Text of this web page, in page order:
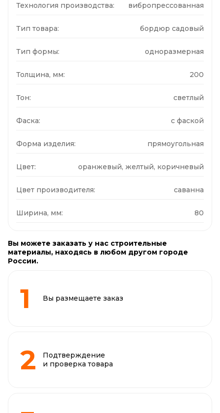
Технология производства: вибропрессованная
Тип товара: бордюр садовый
Тип формы: одноразмерная
Толщина, мм: 200
Тон: светлый
Фаска: с фаской
Форма изделия: прямоугольная
Цвет: оранжевый, желтый, коричневый
Цвет производителя: саванна
Ширина, мм: 80
Вы можете заказать у нас строительные
материалы, находясь в любом другом городе
России.
Вы размещаете заказ
Подтверждение
и проверка товара